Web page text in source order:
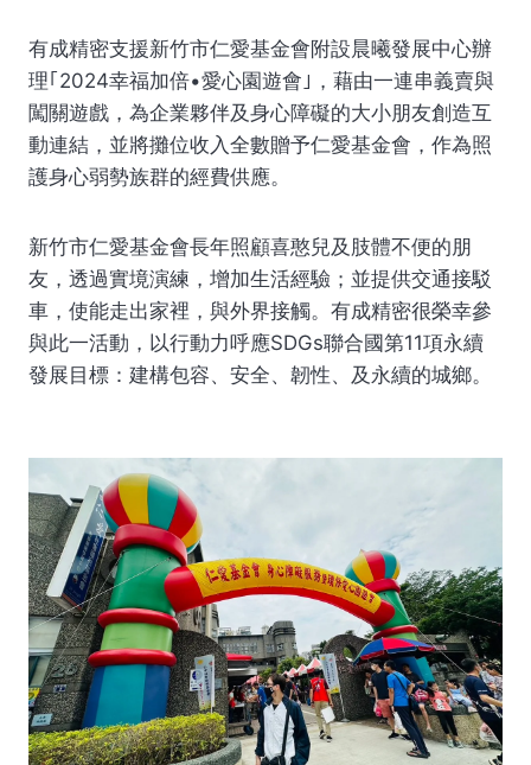
有成精密支援新竹市仁愛基金會附設晨曦發展中心辦
理｢2024幸福加倍•愛心園遊會｣，藉由一連串義賣與
闖關遊戲，為企業夥伴及身心障礙的大小朋友創造互
動連結，並將攤位收入全數贈予仁愛基金會，作為照
護身心弱勢族群的經費供應。
新竹市仁愛基金會長年照顧喜憨兒及肢體不便的朋
友，透過實境演練，增加生活經驗；並提供交通接駁
車，使能走出家裡，與外界接觸。有成精密很榮幸參
與此一活動，以行動力呼應SDGs聯合國第11項永續
發展目標：建構包容、安全、韌性、及永續的城鄉。